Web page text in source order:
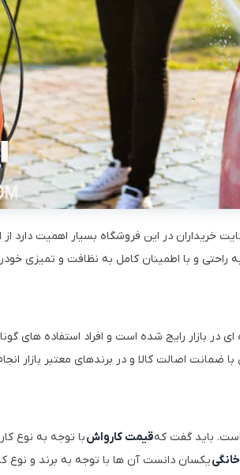
خریداران در این فروشگاه بسیار اهمیت
و با اطمینان کامل به نظافت و تمیزی
در بازار رایج شده است و افراد استفاده های
ضمانت اصالت کالا و در برندهای معتبر بازار
است. باید گفت کهقیمت کارواشبا توجه به نوع
یکسان دانست آن ها با توجه به برند و نوع